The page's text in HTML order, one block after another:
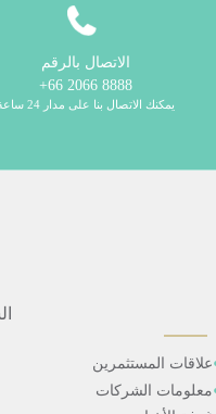
الاتصال بالرقم
8888 2066 66+
يمكنك الاتصال بنا على مدار 24 ساعة
علاقات المستثمرين
معلومات الشركات